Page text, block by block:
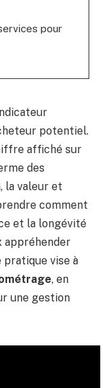
pour
potentiel.
affiché sur
des
, la valeur et
comment
et la longévité
appréhender
pratique vise à
, en
une gestion